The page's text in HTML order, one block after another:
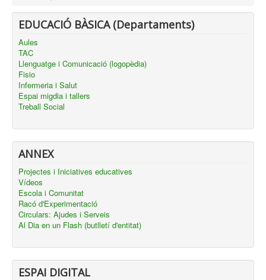
EDUCACIÓ BÀSICA (Departaments)
Aules
TAC
Llenguatge i Comunicació (logopèdia)
Fisio
Infermeria i Salut
Espai migdia i tallers
Treball Social
ANNEX
Projectes i Iniciatives educatives
Vídeos
Escola i Comunitat
Racó d'Experimentació
Circulars: Ajudes i Serveis
Al Dia en un Flash (butlletí d'entitat)
ESPAI DIGITAL